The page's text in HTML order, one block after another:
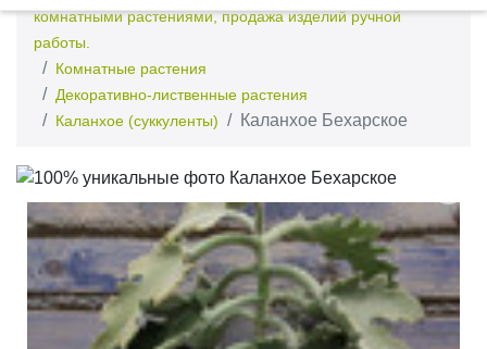
комнатными растениями, продажа изделий ручной
работы.
Комнатные растения
Декоративно-лиственные растения
Каланхое (суккуленты)
Каланхое Бехарское